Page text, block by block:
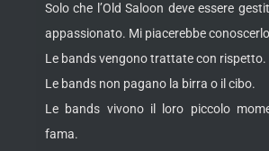
Solo che l’Old Saloon deve essere
appassionato. Mi piacerebbe
Le bands vengono trattate con rispetto.
Le bands non pagano la birra o il cibo.
Le bands vivono il loro piccolo
fama.